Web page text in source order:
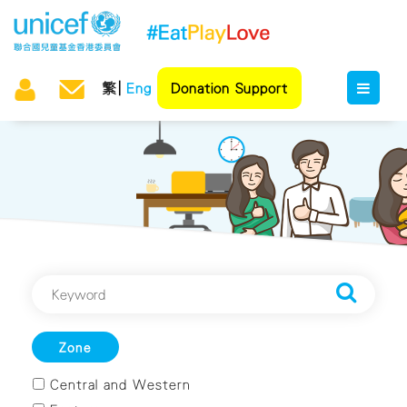
繁 Eng Donation Support
Zone
Central and Western